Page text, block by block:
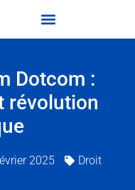
Dotcom :
révolution
2025 Droit